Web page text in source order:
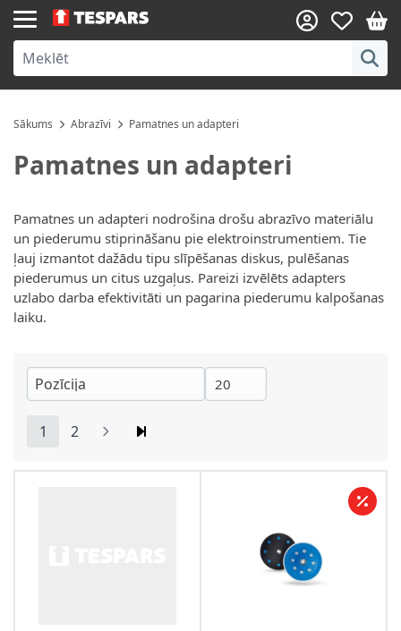
Skip to Content
Sākums Abrazīvi Pamatnes un adapteri
Pamatnes un adapteri
Pamatnes un adapteri nodrošina drošu abrazīvo materiālu
un piederumu stiprināšanu pie elektroinstrumentiem. Tie
ļauj izmantot dažādu tipu slīpēšanas diskus, pulēšanas
piederumus un citus uzgaļus. Pareizi izvēlēts adapters
uzlabo darba efektivitāti un pagarina piederumu kalpošanas
laiku.
You're currently reading page
1 Lapa
2